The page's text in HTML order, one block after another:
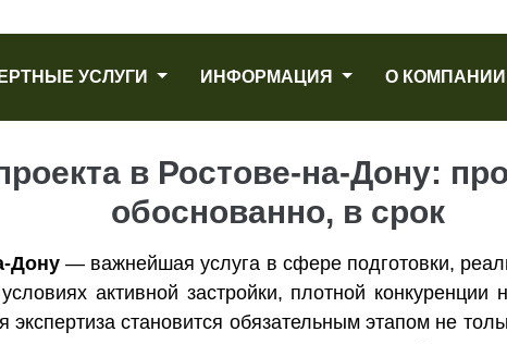
УСЛУГИ ИНФОРМАЦИЯ О КОМПАНИИ
в Ростове-на-Дону:
обоснованно, в срок
Дону — важнейшая услуга в сфере подготовки,
активной застройки, плотной
экспертиза становится обязательным этапом не